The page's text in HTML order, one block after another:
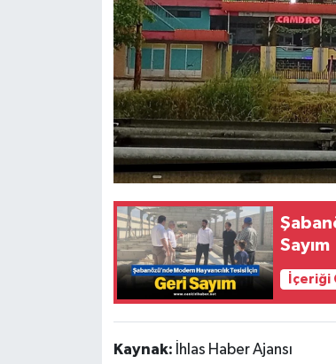
Sayım
İçeriği
Kaynak: İhlas Haber Ajansı